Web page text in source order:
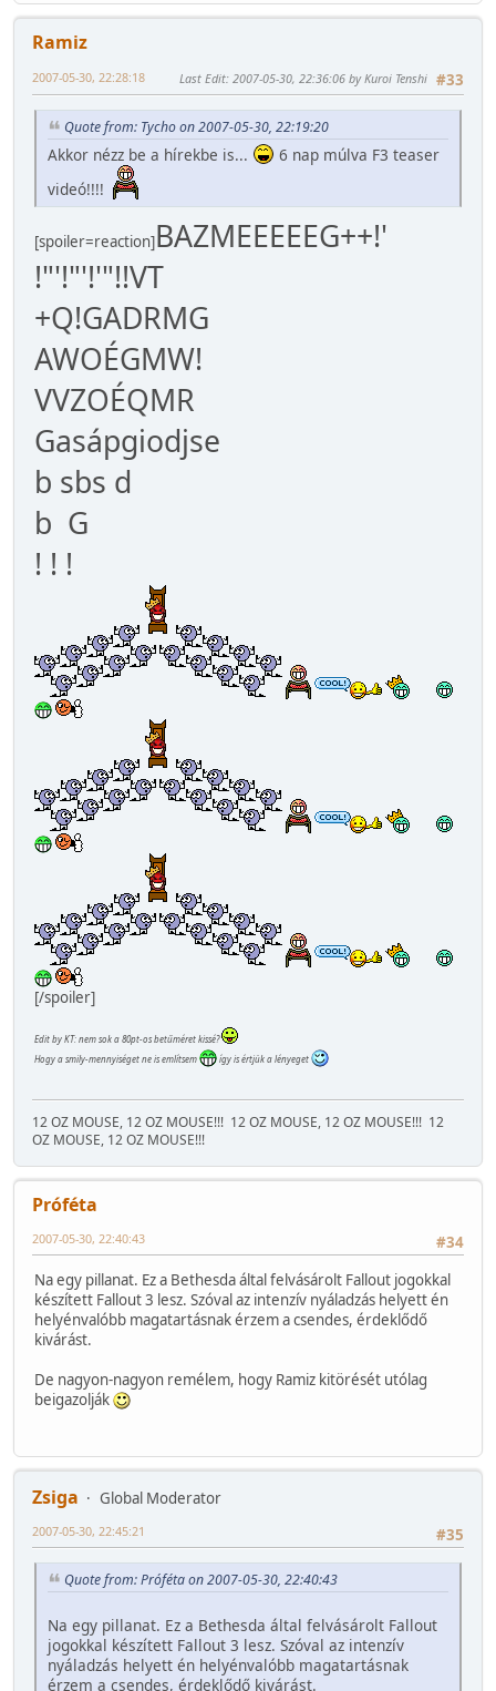
Ramiz
#33
2007-05-30, 22:28:18 Last Edit: 2007-05-30, 22:36:06 by Kuroi Tenshi
Quote from: Tycho on 2007-05-30, 22:19:20
Akkor nézz be a hírekbe is...
6 nap múlva F3 teaser
videó!!!!
[spoiler=reaction]BAZMEEEEEG++!'
!"'!"'!'"!!VT
+Q!GADRMG
AWOÉGMW!
VVZOÉQMR
Gasápgiodjse
b sbs d
b G
! ! !
[/spoiler]
Edit by KT: nem sok a 80pt-os betűméret kissé?
Hogy a smily-mennyiséget ne is említsem
így is értjük a lényeget
12 OZ MOUSE, 12 OZ MOUSE!!! 12 OZ MOUSE, 12 OZ MOUSE!!! 12
OZ MOUSE, 12 OZ MOUSE!!!
Próféta
#34
2007-05-30, 22:40:43
Na egy pillanat. Ez a Bethesda által felvásárolt Fallout jogokkal
készített Fallout 3 lesz. Szóval az intenzív nyáladzás helyett én
helyénvalóbb magatartásnak érzem a csendes, érdeklődő
kivárást.
De nagyon-nagyon remélem, hogy Ramiz kitörését utólag
beigazolják
Zsiga
Global Moderator
#35
2007-05-30, 22:45:21
Quote from: Próféta on 2007-05-30, 22:40:43
Na egy pillanat. Ez a Bethesda által felvásárolt Fallout
jogokkal készített Fallout 3 lesz. Szóval az intenzív
nyáladzás helyett én helyénvalóbb magatartásnak
érzem a csendes, érdeklődő kivárást.